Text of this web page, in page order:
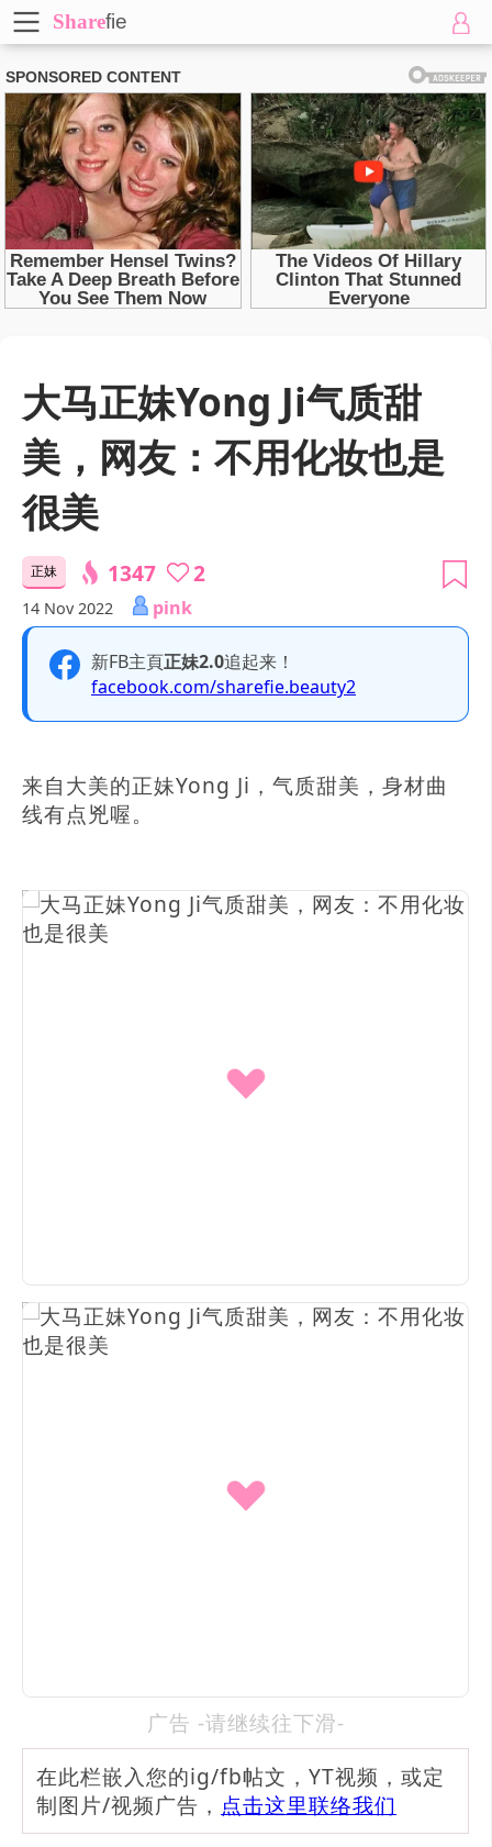
Sharefie
大马正妹Yong Ji气质甜
美，网友：不用化妆也是
很美
正妹 1347 2
14 Nov 2022 pink
新FB主頁正妹2.0追起来！
facebook.com/sharefie.beauty2
来自大美的正妹Yong Ji，气质甜美，身材曲
线有点兇喔。
广告 -请继续往下滑-
在此栏嵌入您的ig/fb帖文，YT视频，或定
制图片/视频广告， 点击这里联络我们